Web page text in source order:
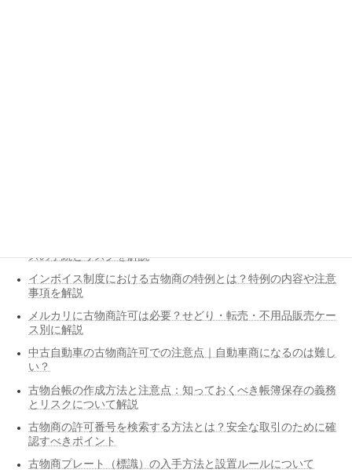
スの手続とリスクを解説
インボイス制度における古物商の特例とは？特例の内容や注意
事項を解説
メルカリに古物商許可は必要？せどり・転売・不用品販売ケー
ス別に解説
中古自動車の古物商許可での注意点｜自動車商になるのは難し
い？
古物台帳の作成方法と注意点：知っておくべき帳簿保存の義務
とリスクについて解説
古物商の許可番号を検索する方法とは？安全な取引のために確
認すべきポイント
古物商プレート（標識）の入手方法と設置ルールについて